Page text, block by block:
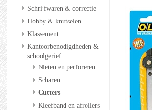
Schrijfwaren & correctie
Hobby & knutselen
Klassement
Kantoorbenodigdheden &
schoolgerief
Nieten en perforeren
Scharen
Cutters
Kleefband en afrollers